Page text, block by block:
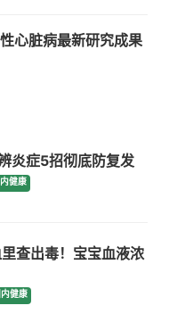
心脏病最新研究成果
炎症5招彻底防复发
内健康
查出毒！宝宝血液浓
内健康